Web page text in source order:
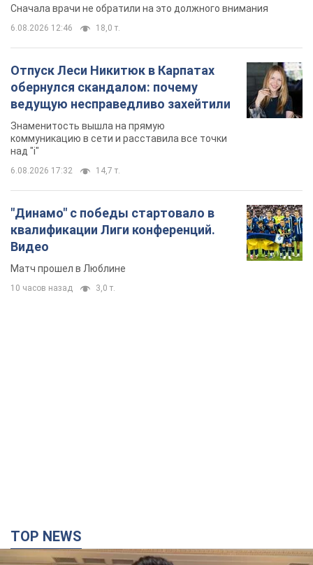
Сначала врачи не обратили на это должного внимания
6.08.2026 12:46 18,0 т.
Отпуск Леси Никитюк в Карпатах
обернулся скандалом: почему
ведущую несправедливо захейтили
Знаменитость вышла на прямую
коммуникацию в сети и расставила все точки
над "i"
6.08.2026 17:32 14,7 т.
"Динамо" с победы стартовало в
квалификации Лиги конференций.
Видео
Матч прошел в Люблине
10 часов назад 3,0 т.
TOP NEWS